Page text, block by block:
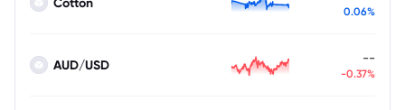
0.06%
AUD/USD --
-0.37%